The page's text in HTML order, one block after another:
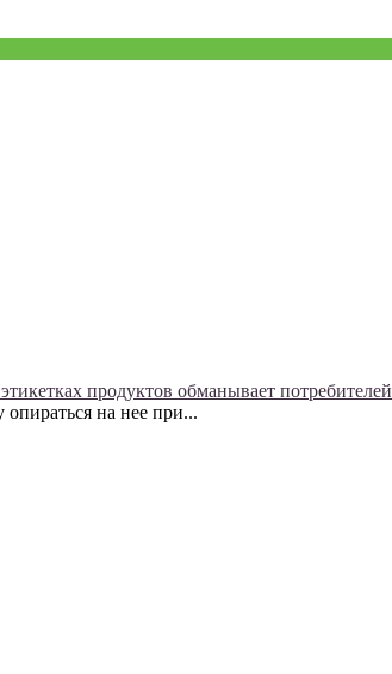
продуктов обманывает потребителей
опираться на нее при...